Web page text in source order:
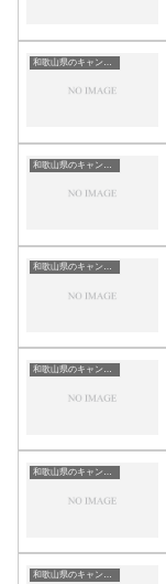
和歌山県のキャンプ場一覧
和歌山県のキャンプ場一覧
和歌山県のキャンプ場一覧
和歌山県のキャンプ場一覧